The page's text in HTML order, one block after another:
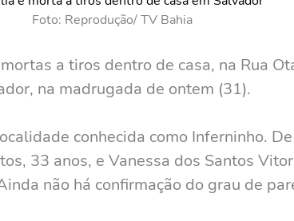
Foto: Reprodução/ TV Bahia
a tiros dentro de casa, na Rua
, na madrugada de ontem (31).
conhecida como Inferninho.
33 anos, e Vanessa dos Santos
não há confirmação do grau de